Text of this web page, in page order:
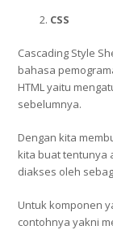
CSS
Cascading Style
bahasa
HTML yaitu
sebelumnya.
Dengan kita
kita buat tentunya
diakses oleh
Untuk komponen
contohnya yakni